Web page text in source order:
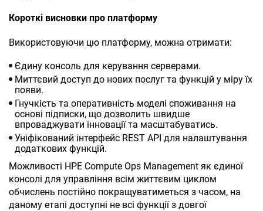
Короткі висновки про платформу
Використовуючи цю платформу, можна отримати:
Єдину консоль для керування серверами.
Миттєвий доступ до нових послуг та функцій у міру їх
появи.
Гнучкість та оперативність моделі споживання на
основі підписки, що дозволить швидше
впроваджувати інновації та масштабуватись.
Уніфікований інтерфейс REST API для налаштування
додаткових функцій.
Можливості HPE Compute Ops Management як єдиної
консолі для управління всім життєвим циклом
обчислень постійно покращуватиметься з часом, на
даному етапі доступні не всі функції з довгої